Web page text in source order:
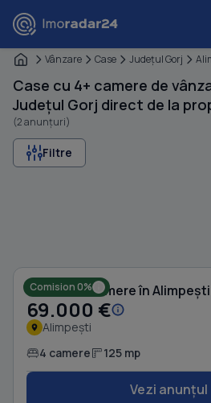
Vânzare Case Judeţul Gorj
Case cu 4+ camere de
Județul Gorj direct de la
(2 anunțuri)
Filtre
Comision 0%
Casă cu 4 camere în Alimpești
69.000 €
Alimpești
4 camere 125 mp
Vezi anunțul